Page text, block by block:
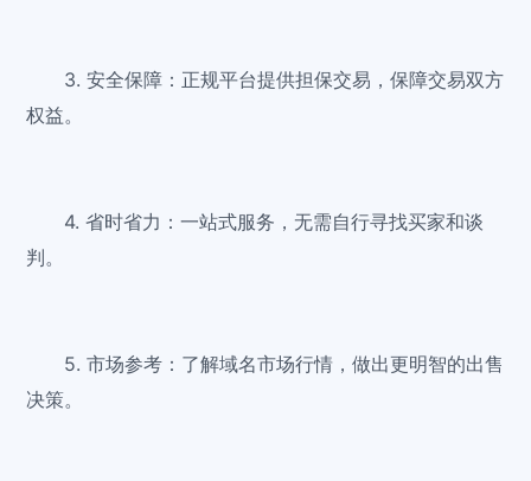
3. 安全保障：正规平台提供担保交易，保障交易双方
权益。
4. 省时省力：一站式服务，无需自行寻找买家和谈
判。
5. 市场参考：了解域名市场行情，做出更明智的出售
决策。